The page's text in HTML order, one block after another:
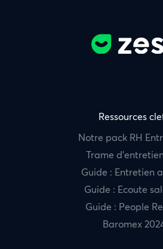
Ressources
Notre pack RH
Trame
Guide : Entretien
Guide : Ecoute
Guide : People
Baromex